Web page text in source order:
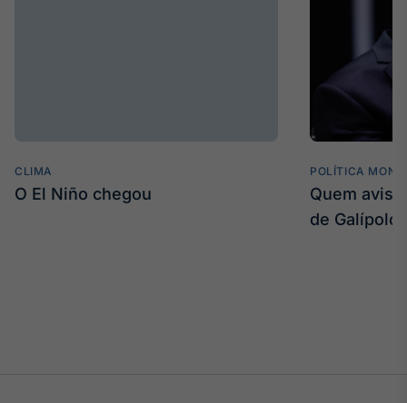
CLIMA
O El Niño chegou
POLÍTICA
Quem
de Galípolo